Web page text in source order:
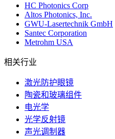
HC Photonics Corp
Altos Photonics, Inc.
GWU-Lasertechnik GmbH
Santec Corporation
Metrohm USA
相关行业
激光防护眼镜
陶瓷和玻璃组件
电光学
光学反射镜
声光调制器